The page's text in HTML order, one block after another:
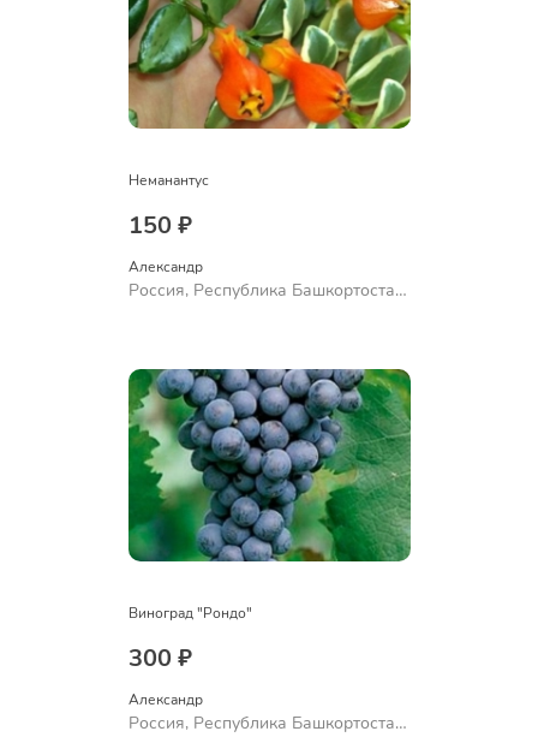
Неманантус
150 ₽
Александр
Россия, Республика Башкортостан,
Виноград "Рондо"
300 ₽
Александр
Россия, Республика Башкортостан,